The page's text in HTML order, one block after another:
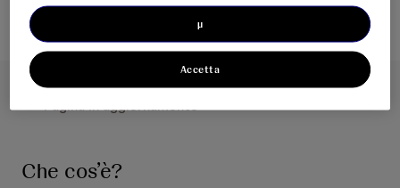
*** Pagina in aggiornamento ***
Che cos’è?
µ
Accetta